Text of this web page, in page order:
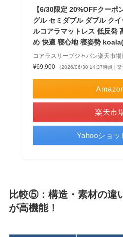
【6/30限定 20%OFFクーポ
グル セミダブル ダブル ク
ルコアラマットレス 低反発
め 快適 寝心地 寝姿勢
コアラスリープジャパン楽天市場
¥69,900
（2026/06/30 14:37時点 | 楽
楽天市
Yahooショッ
比較⑤：構造・素材の違
が高機能！